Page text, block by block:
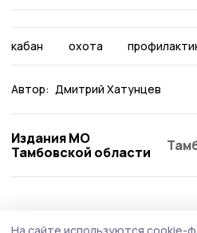
кабан охота
Автор: Дмитрий Хатунцев
Издания МО
Тамбовской области